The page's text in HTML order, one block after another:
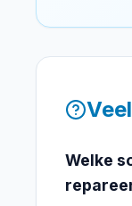
Welke